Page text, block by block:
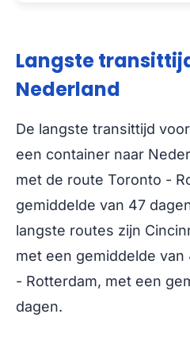
Langste
Nederland
De langste transittijd
een container naar
met de route Toronto -
gemiddelde van 47
langste routes zijn
met een gemiddelde van
- Rotterdam, met een
dagen.